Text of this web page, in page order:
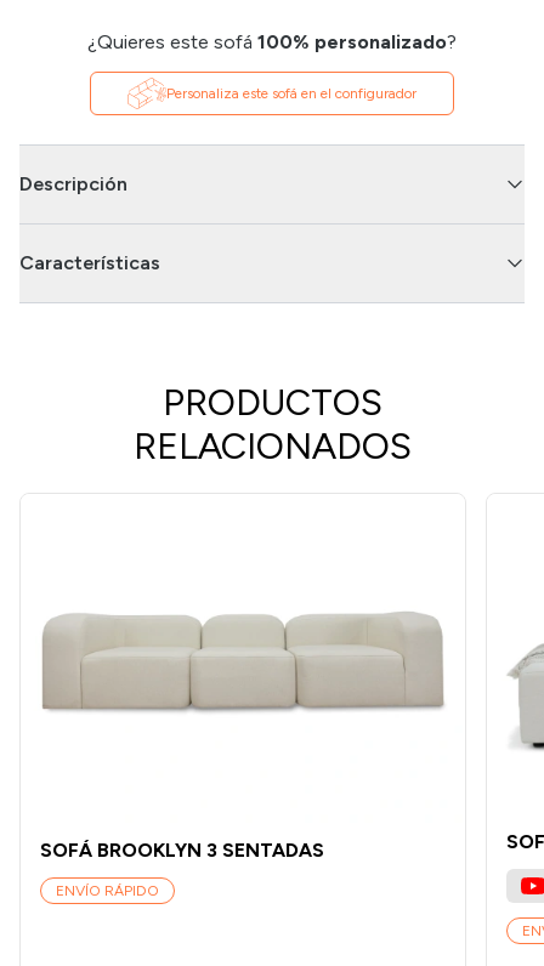
¿Quieres este sofá 100% personalizado?
Personaliza este sofá en el configurador
Descripción
Características
PRODUCTOS
RELACIONADOS
SOFÁ BROOKLYN 3 SENTADAS
ENVÍO RÁPIDO